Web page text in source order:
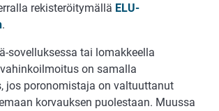
rekisteröitymällä ELU-
.
sovelluksessa tai lomakkeella
on samalla
jos poronomistaja on valtuuttanut
korvauksen puolestaan. Muussa